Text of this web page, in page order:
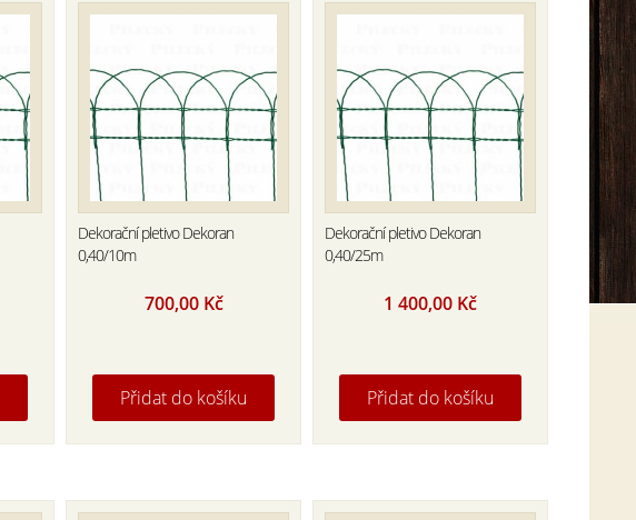
Dekorační pletivo Dekoran
0,40/10m
700,00 Kč
Přidat do košíku
Dekorační pletivo Dekoran
0,40/25m
1 400,00 Kč
Přidat do košíku